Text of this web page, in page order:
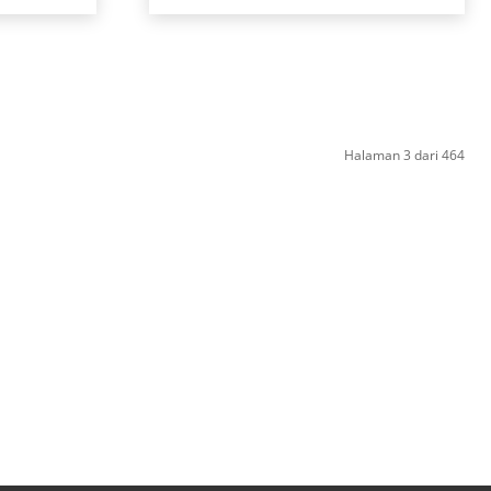
Halaman 3 dari 464